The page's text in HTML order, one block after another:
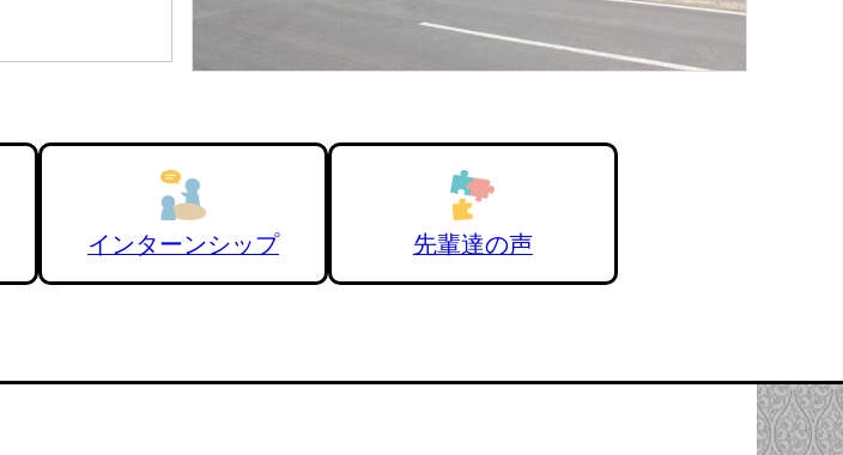
インターンシップ 先輩達の声